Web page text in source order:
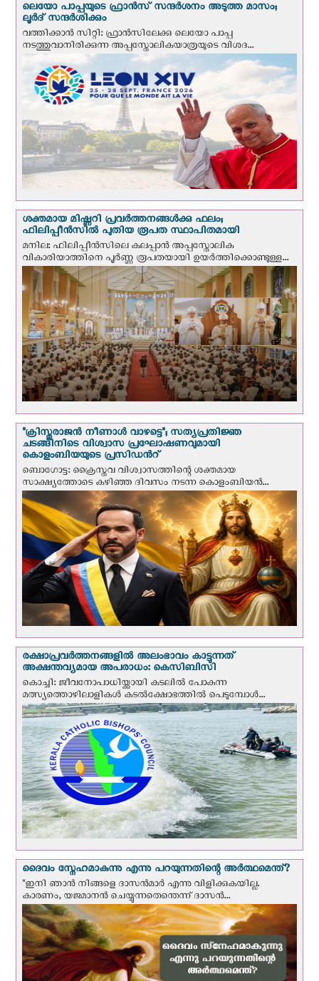
ലെയോ പാപ്പയുടെ ഫ്രാന്‍സ് സന്ദര്‍ശനം അടുത്ത മാസം;
ലൂര്‍ദ് സന്ദര്‍ശിക്കും
വത്തിക്കാന്‍ സിറ്റി: ഫ്രാൻസിലേക്കു ലെയോ പാപ്പ
നടത്തുവാനിരിക്കുന്ന അപ്പസ്തോലികയാത്രയുടെ വിശദ...
ശക്തമായ മിഷ്ണറി പ്രവർത്തനങ്ങൾക്കു ഫലം;
ഫിലിപ്പീൻസിൽ പുതിയ രൂപത സ്ഥാപിതമായി
മനില: ഫിലിപ്പീൻസിലെ കലപ്പാൻ അപ്പസ്തോലിക
വികാരിയാത്തിനെ പൂർണ്ണ രൂപതയായി ഉയർത്തിക്കൊണ്ടുള്ള...
"ക്രിസ്തുരാജന്‍ നീണാള്‍ വാഴട്ടെ"; സത്യപ്രതിജ്ഞ
ചടങ്ങിനിടെ വിശ്വാസ പ്രഘോഷണവുമായി
കൊളംബിയയുടെ പ്രസിഡന്‍റ്
ബൊഗോട്ട: ക്രൈസ്തവ വിശ്വാസത്തിന്റെ ശക്തമായ
സാക്ഷ്യത്തോടെ കഴിഞ്ഞ ദിവസം നടന്ന കൊളംബിയന്‍...
രക്ഷാപ്രവര്‍ത്തനങ്ങളില്‍ അലംഭാവം കാട്ടുന്നത്
അക്ഷന്തവ്യമായ അപരാധം: കെസിബിസി
കൊച്ചി: ജീവനോപാധിയ്ക്കായി കടലില്‍ പോകുന്ന
മത്സ്യത്തൊഴിലാളികള്‍ കടല്‍ക്ഷോഭത്തില്‍ പെടുമ്പോള്‍...
ദൈവം സ്നേഹമാകുന്നു എന്നു പറയുന്നതിന്റെ അർത്ഥമെന്ത്?
"ഇനി ഞാന്‍ നിങ്ങളെ ദാസന്‍മാര്‍ എന്നു വിളിക്കുകയില്ല.
കാരണം, യജമാനന്‍ ചെയ്യുന്നതെന്തെന്ന് ദാസന്‍...